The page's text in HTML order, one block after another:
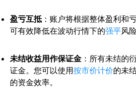
盈亏互抵 ：账户将根据整体盈利和
可有效降低在波动行情下的强平风险
未结收益用作保证金 ：所有未结的
证金。您可以使用按市价计价的未
的资金效率。